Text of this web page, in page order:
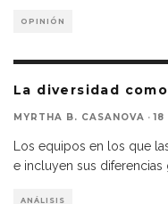
OPINIÓN
La diversidad
MYRTHA B. CASANOVA ·
Los equipos en los que
e incluyen sus diferencias
ANÁLISIS